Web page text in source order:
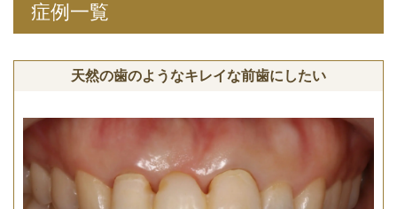
症例一覧
天然の歯のようなキレイな前歯にしたい